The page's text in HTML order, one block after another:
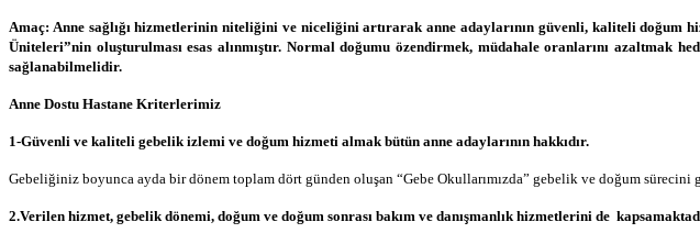
Amaç: Anne sağlığı hizmetlerinin niteliğini ve niceliğini artırarak anne adaylarının güvenli, kaliteli doğum
Üniteleri”nin oluşturulması esas alınmıştır. Normal doğumu özendirmek, müdahale oranlarını
sağlanabilmelidir.
Anne Dostu Hastane Kriterlerimiz
1-Güvenli ve kaliteli gebelik izlemi ve doğum hizmeti almak bütün anne adaylarının hakkıdır.
Gebeliğiniz boyunca ayda bir dönem toplam dört günden oluşan “Gebe Okullarımızda” gebelik ve doğum
2.Verilen hizmet, gebelik dönemi, doğum ve doğum sonrası bakım ve danışmanlık hizmetlerini de